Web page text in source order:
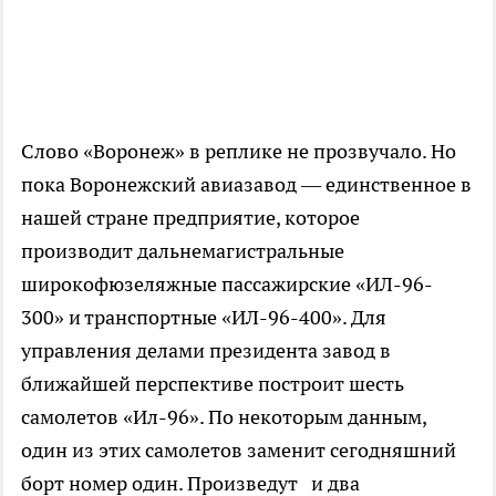
Слово «Воронеж» в реплике не прозвучало. Но
пока Воронежский авиазавод — единственное в
нашей стране предприятие, которое
производит дальнемагистральные
широкофюзеляжные пассажирские «ИЛ-96-
300» и транспортные «ИЛ-96-400». Для
управления делами президента завод в
ближайшей перспективе построит шесть
самолетов «Ил-96». По некоторым данным,
один из этих самолетов заменит сегодняшний
борт номер один. Произведут и два